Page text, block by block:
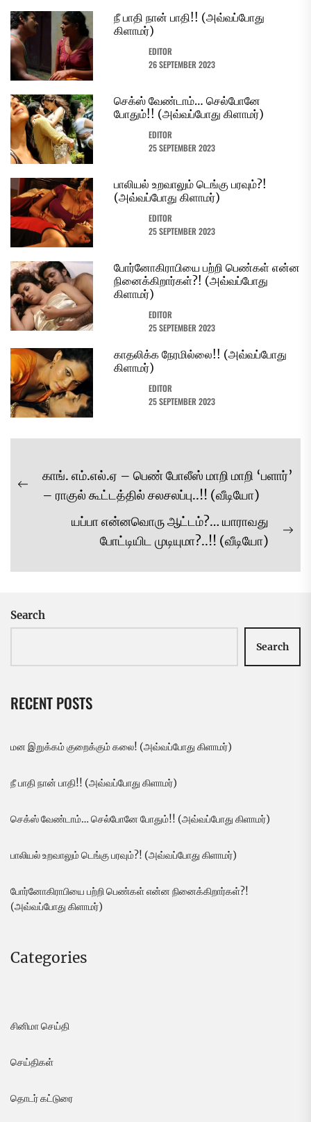
நீ பாதி நான் பாதி!! (அவ்வப்போது
கிளாமர்)
EDITOR
26 SEPTEMBER 2023
செக்ஸ் வேண்டாம்… செல்போனே
போதும்!! (அவ்வப்போது கிளாமர்)
EDITOR
25 SEPTEMBER 2023
பாலியல் உறவாலும் டெங்கு பரவும்?!
(அவ்வப்போது கிளாமர்)
EDITOR
25 SEPTEMBER 2023
போர்னோகிராபியை பற்றி பெண்கள் என்ன
நினைக்கிறார்கள்?! (அவ்வப்போது
கிளாமர்)
EDITOR
25 SEPTEMBER 2023
காதலிக்க நேரமில்லை!! (அவ்வப்போது
கிளாமர்)
EDITOR
25 SEPTEMBER 2023
Post
navigation
Previous
காங். எம்.எல்.ஏ – பெண் போலீஸ் மாறி மாறி ‘பளார்’
– ராகுல் கூட்டத்தில் சலசலப்பு..!! (வீடியோ)
யப்பா என்னவொரு ஆட்டம்?… யாராவது
போட்டியிட முடியுமா?..!! (வீடியோ)
Search
Search
RECENT POSTS
மன இறுக்கம் குறைக்கும் கலை! (அவ்வப்போது கிளாமர்)
நீ பாதி நான் பாதி!! (அவ்வப்போது கிளாமர்)
செக்ஸ் வேண்டாம்… செல்போனே போதும்!! (அவ்வப்போது கிளாமர்)
பாலியல் உறவாலும் டெங்கு பரவும்?! (அவ்வப்போது கிளாமர்)
போர்னோகிராபியை பற்றி பெண்கள் என்ன நினைக்கிறார்கள்?!
(அவ்வப்போது கிளாமர்)
Categories
சினிமா செய்தி
செய்திகள்
தொடர் கட்டுரை